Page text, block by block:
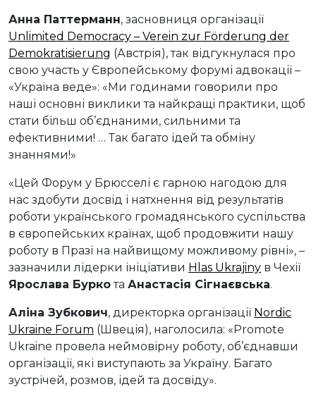
Анна Паттерманн, засновниця організації
Unlimited Democracy – Verein zur Förderung der
Demokratisierung (Австрія), так відгукнулася про
свою участь у Європейському форумі адвокації –
«Україна веде»: «Ми годинами говорили про
наші основні виклики та найкращі практики, щоб
стати більш об’єднаними, сильними та
ефективними! … Так багато ідей та обміну
знаннями!»
«Цей Форум у Брюсселі є гарною нагодою для
нас здобути досвід і натхнення від результатів
роботи українського громадянського суспільства
в європейських країнах, щоб продовжити нашу
роботу в Празі на найвищому можливому рівні», –
зазначили лідерки ініціативи Hlas Ukrajiny в Чехії
Ярослава Буркота Анастасія Сігнаєвська.
Аліна Зубкович, директорка організації Nordic
Ukraine Forum (Швеція), наголосила: «Promote
Ukraine провела неймовірну роботу, об’єднавши
організації, які виступають за Україну. Багато
зустрічей, розмов, ідей та досвіду».